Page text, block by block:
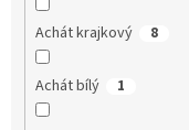
Achát krajkový 8
Achát bílý 1